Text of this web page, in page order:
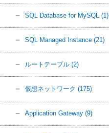
SQL Database for MySQL (1)
SQL Managed Instance (21)
ルートテーブル (2)
仮想ネットワーク (175)
Application Gateway (9)